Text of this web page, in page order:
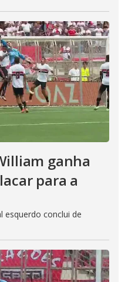
ganha
para a
esquerdo conclui de